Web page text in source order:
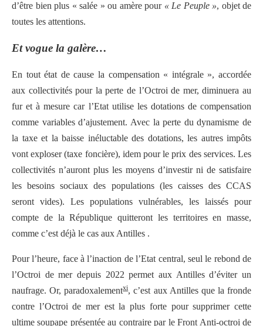
d’être bien plus « salée » ou amère pour « Le Peuple », objet de
toutes les attentions.
Et vogue la galère…
En tout état de cause la compensation « intégrale », accordée
aux collectivités pour la perte de l’Octroi de mer, diminuera au
fur et à mesure car l’Etat utilise les dotations de compensation
comme variables d’ajustement. Avec la perte du dynamisme de
la taxe et la baisse inéluctable des dotations, les autres impôts
vont exploser (taxe foncière), idem pour le prix des services. Les
collectivités n’auront plus les moyens d’investir ni de satisfaire
les besoins sociaux des populations (les caisses des CCAS
seront vides). Les populations vulnérables, les laissés pour
compte de la République quitteront les territoires en masse,
comme c’est déjà le cas aux Antilles .
Pour l’heure, face à l’inaction de l’Etat central, seul le rebond de
l’Octroi de mer depuis 2022 permet aux Antilles d’éviter un
naufrage. Or, paradoxalementxi, c’est aux Antilles que la fronde
contre l’Octroi de mer est la plus forte pour supprimer cette
ultime soupape présentée au contraire par le Front Anti-octroi de